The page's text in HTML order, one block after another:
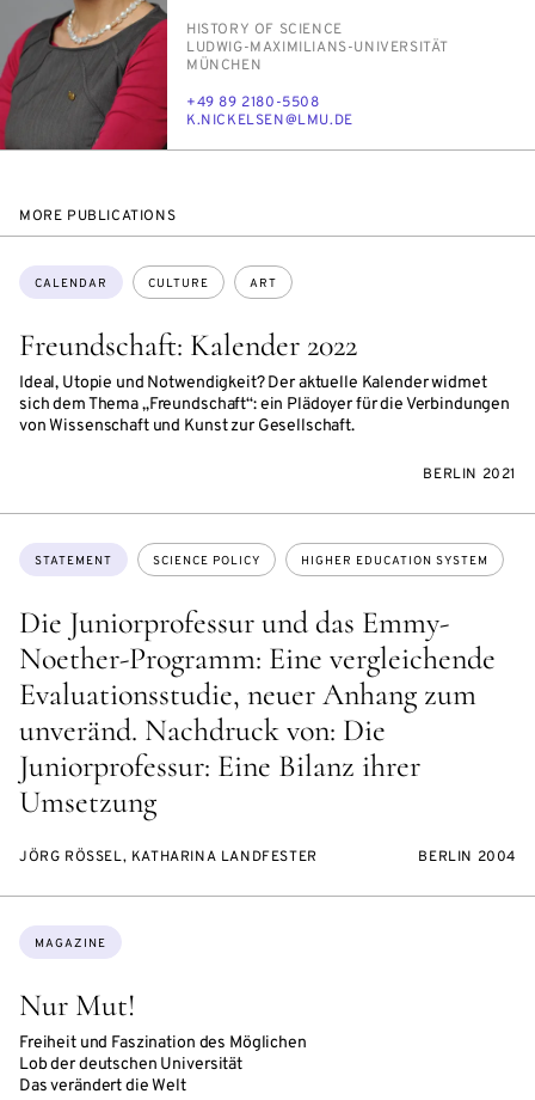
PERSON_RESEARCH_SUBJECT
HIS­TO­RY OF SCI­ENCE
INSTITUTION
LUD­WIG-MAX­I­M­IL­IANS-UNI­VER­SITÄT
MÜNCHEN
PHONE
+49 89 2180-5508
E-
K.NICK­ELSEN@LMU.DE
MORE PUBLICATIONS
Freundschaft: Kalender 2022
Ideal, Utopie und Notwendigkeit? Der aktuelle Kalender widmet
sich dem Thema „Freundschaft“: ein Plädoyer für die Verbindungen
von Wissenschaft und Kunst zur Gesellschaft.
Topics:
CALENDAR CULTURE ART
BERLIN 2021
Die Juniorprofessur und das Emmy-
Noether-Programm: Eine vergleichende
Evaluationsstudie, neuer Anhang zum
unveränd. Nachdruck von: Die
Juniorprofessur: Eine Bilanz ihrer
Umsetzung
Topics:
STATEMENT SCIENCE POLICY HIGHER EDUCATION SYSTEM
JÖRG RÖSSEL, KATHARINA LANDFESTER BERLIN 2004
Nur Mut!
Freiheit und Faszination des Möglichen
Lob der deutschen Universität
Das verändert die Welt
Topics:
MAGAZINE